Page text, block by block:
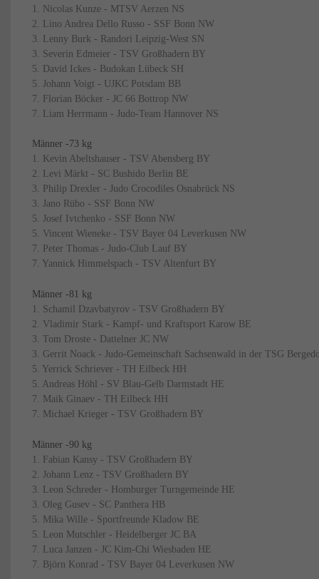
1. Nicolas Kunze - MTSV Aerzen NS
2. Lino Andrea Dello Russo - SSF Bonn NW
3. Lenny Burk - Randori Leipzig-West SN
3. Severin Edmeier - TSV Großhadern BY
5. David Ickes - Budokan Lübeck SH
5. Johann Voigt - UJKC Potsdam BB
7. Florian Böcker - JC 66 Bottrop NW
7. Liam Herrmann - Judo-Team Hannover NS
Männer -73 kg
1. Kevin Abeltshauser - TSV Abensberg BY
2. Levi Märkt - SC Bushido Berlin BE
3. Philip Drexler - Judo Crocodiles Osnabrück NS
3. Jano Rübo - SSF Bonn NW
5. Josef Ivtchenko - SSF Bonn NW
5. Vincent Wieneke - TSV Bayer 04 Leverkusen NW
7. Peter Thomas - Judo-Club Lauf BY
7. Yannick Himmelspach - TSV Altenfurt BY
Männer -81 kg
1. Schamil Dzavbatyrov - TSV Großhadern BY
2. Vladimir Stark - Kampf- und Kraftsport Karow BE
3. Tom Droste - Dattelner JC NW
3. Gerrit Noack - Judo-Gemeinschaft Sachsenwald in der TSG
5. Yerrick Schriever - TH Eilbeck HH
5. Andreas Höhl - SV Blau-Gelb Darmstadt HE
7. Maik Ginaev - TH Eilbeck HH
7. Michael Krieger - TSV Großhadern BY
Männer -90 kg
1. Fabian Kansy - TSV Großhadern BY
2. Johann Lenz - TSV Großhadern BY
3. Leon Schreder - Homburger Turngemeinde HE
3. Oleg Gusev - SC Panthera HB
5. Mika Wille - Sportfreunde Kladow BE
5. Leon Mutschler - Heidelberger JC BA
7. Luca Janzen - JC Kim-Chi Wiesbaden HE
7. Björn Konrad - TSV Bayer 04 Leverkusen NW